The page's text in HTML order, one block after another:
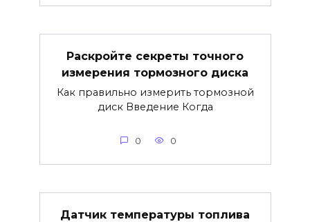
Раскройте секреты точного
измерения тормозного диска
Как правильно измерить тормозной
диск Введение Когда
0 0
Датчик температуры топлива